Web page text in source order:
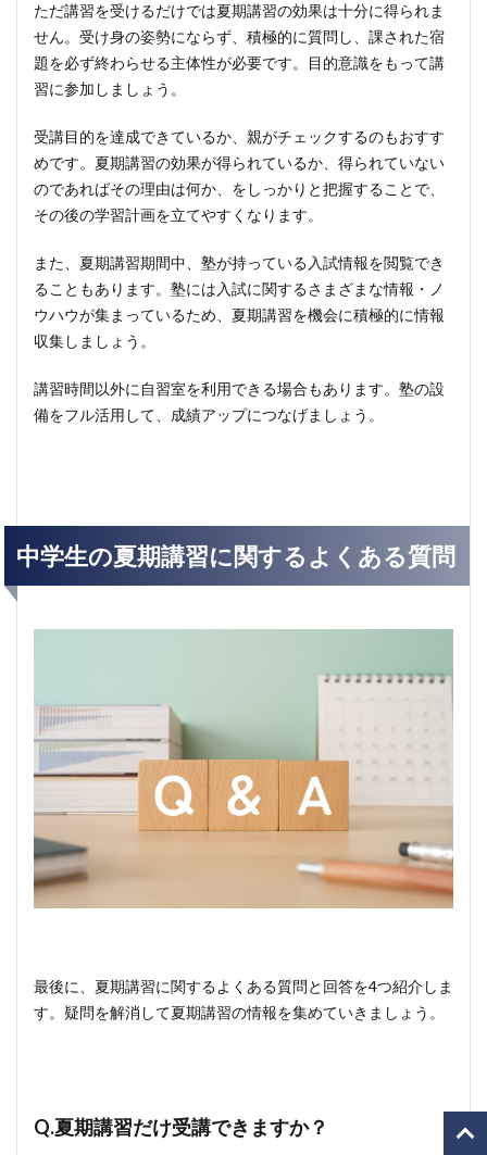
ただ講習を受けるだけでは夏期講習の効果は十分に得られま
せん。受け身の姿勢にならず、積極的に質問し、課された宿
題を必ず終わらせる主体性が必要です。目的意識をもって講
習に参加しましょう。
受講目的を達成できているか、親がチェックするのもおすす
めです。夏期講習の効果が得られているか、得られていない
のであればその理由は何か、をしっかりと把握することで、
その後の学習計画を立てやすくなります。
また、夏期講習期間中、塾が持っている入試情報を閲覧でき
ることもあります。塾には入試に関するさまざまな情報・ノ
ウハウが集まっているため、夏期講習を機会に積極的に情報
収集しましょう。
講習時間以外に自習室を利用できる場合もあります。塾の設
備をフル活用して、成績アップにつなげましょう。
中学生の夏期講習に関するよくある質問
最後に、夏期講習に関するよくある質問と回答を4つ紹介しま
す。疑問を解消して夏期講習の情報を集めていきましょう。
Q.夏期講習だけ受講できますか？